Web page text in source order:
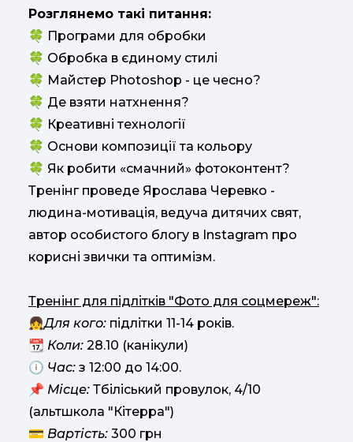
Розглянемо такі питання:
🍀 Програми для обробки
🍀 Обробка в єдиному стилі
🍀 Майстер Photoshop - це чесно?
🍀 Де взяти натхнення?
🍀 Креативні технології
🍀 Основи композиції та кольору
🍀 Як робити «смачний» фотоконтент?
Тренінг проведе Ярослава Черевко -
людина-мотивація, ведуча дитячих свят,
автор особистого блогу в Instagram про
корисні звички та оптимізм.
Тренінг для підлітків "Фото для соцмереж":
👧Для кого: підлітки 11-14 років.
📆 Коли: 28.10 (канікули)
🕕 Час: з 12:00 до 14:00.
📌 Місце: Тбіліський провулок, 4/10
(альтшкола "Кітерра")
💳 Вартість: 300 грн